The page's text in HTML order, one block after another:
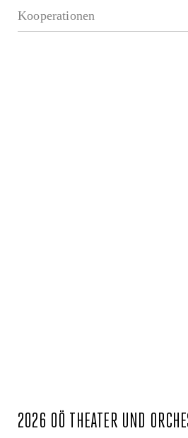
Kooperationen
2026 OÖ THEATER UND